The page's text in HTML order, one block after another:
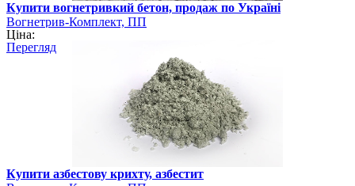
Купити вогнетривкий бетон, продаж по Україні
Вогнетрив-Комплект, ПП
Ціна:
Перегляд
Купити азбестову крихту, азбестит